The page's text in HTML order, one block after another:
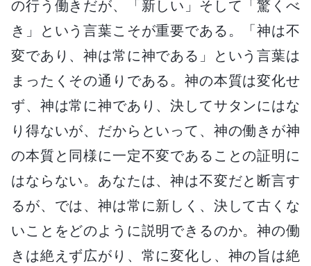
の行う働きだが、「新しい」そして「驚くべ
き」という言葉こそが重要である。「神は不
変であり、神は常に神である」という言葉は
まったくその通りである。神の本質は変化せ
ず、神は常に神であり、決してサタンにはな
り得ないが、だからといって、神の働きが神
の本質と同様に一定不変であることの証明に
はならない。あなたは、神は不変だと断言す
るが、では、神は常に新しく、決して古くな
いことをどのように説明できるのか。神の働
きは絶えず広がり、常に変化し、神の旨は絶